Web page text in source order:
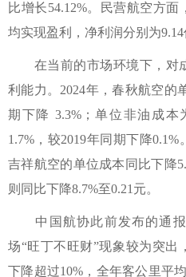
比增长54.12%。民营航空方
均实现盈利，净利润分别为9.14
在当前的市场环境下，对
利能力。2024年，春秋航空的
期下降 3.3%；单位非油成本
1.7%，较2019年同期下降
吉祥航空的单位成本同比下降
则同比下降8.7%至0.21元。
中国航协此前发布的通报
场“旺丁不旺财”现象较为突出
下降超过10%，全年客公里平